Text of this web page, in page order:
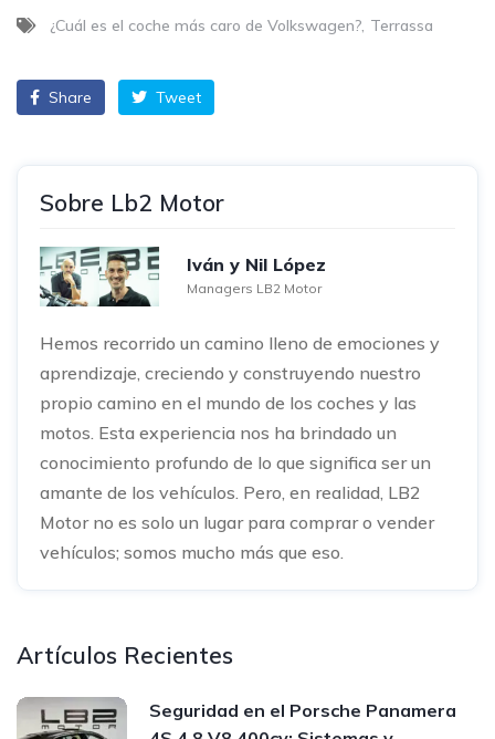
¿Cuál es el coche más caro de Volkswagen? Terrassa
Share Tweet
Sobre Lb2 Motor
Iván y Nil López
Managers LB2 Motor
Hemos recorrido un camino lleno de emociones y
aprendizaje, creciendo y construyendo nuestro
propio camino en el mundo de los coches y las
motos. Esta experiencia nos ha brindado un
conocimiento profundo de lo que significa ser un
amante de los vehículos. Pero, en realidad, LB2
Motor no es solo un lugar para comprar o vender
vehículos; somos mucho más que eso.
Artículos Recientes
Seguridad en el Porsche Panamera